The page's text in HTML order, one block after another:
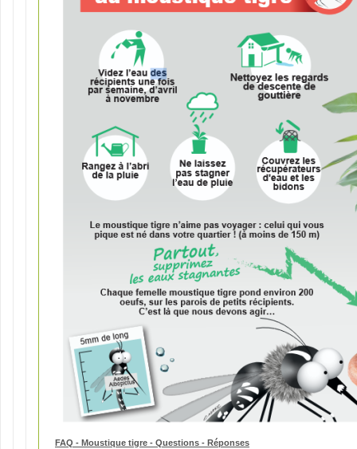
FAQ - Moustique tigre - Questions - Réponses